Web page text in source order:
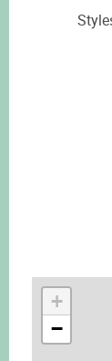
+
−